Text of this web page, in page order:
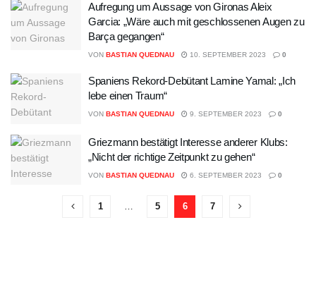
Aufregung um Aussage von Gironas Aleix
Garcia: „Wäre auch mit geschlossenen Augen zu
Barça gegangen“
VON BASTIAN QUEDNAU 10. SEPTEMBER 2023 0
Spaniens Rekord-Debütant Lamine Yamal: „Ich
lebe einen Traum“
VON BASTIAN QUEDNAU 9. SEPTEMBER 2023 0
Griezmann bestätigt Interesse anderer Klubs:
„Nicht der richtige Zeitpunkt zu gehen“
VON BASTIAN QUEDNAU 6. SEPTEMBER 2023 0
1 … 5 6 7